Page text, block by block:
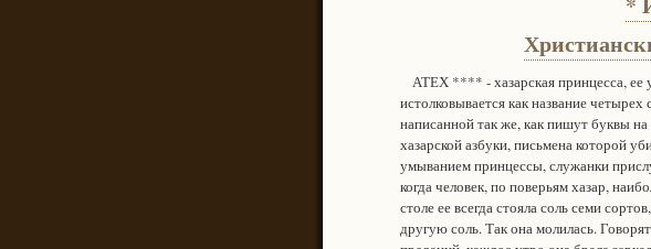
АТЕХ **** - хазарская принцесса, ее
истолковывается как название
написанной так же, как пишут буквы
хазарской азбуки, письмена которой
умыванием принцессы, служанки
когда человек, по поверьям хазар,
столе ее всегда стояла соль семи
другую соль. Так она молилась.